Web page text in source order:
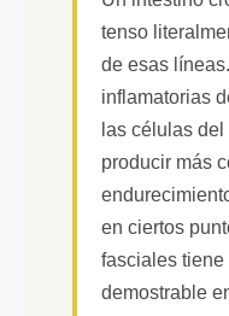
tenso
de esas
inflamatorias
las células
producir más
en ciertos
fasciales
demostrable